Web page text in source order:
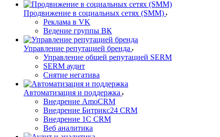
Продвижение в социальных сетях (SMM)
Реклама в VK
Ведение группы ВК
Управление репутацией бренда
Управление общей репутацией SERM
SERM аудит
Снятие негатива
Автоматизация и поддержка
Внедрение AmoCRM
Внедрение Битрикс24 CRM
Внедрение 1C CRM
Веб аналитика